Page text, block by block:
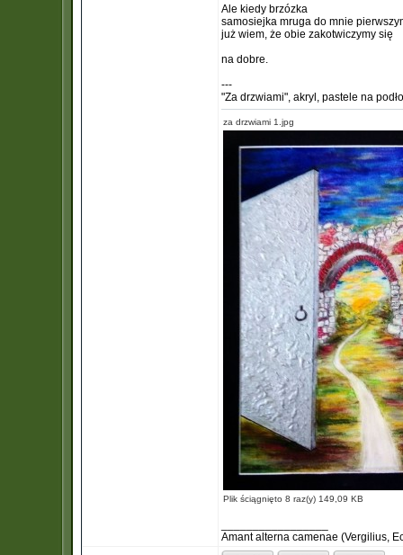
Ale kiedy brzózka
samosiejka mruga do mnie
już wiem, że obie zakotwiczymy się
na dobre.
---
"Za drzwiami", akryl, pastele na
za drzwiami 1.jpg
Plik ściągnięto 8 raz(y) 149,09 KB
Amant alterna camenae (Vergilius,